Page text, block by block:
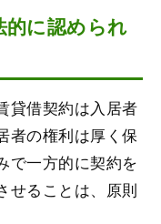
的に認められ
貸借契約は入居者
者の権利は厚く保
で一方的に契約を
せることは、原則